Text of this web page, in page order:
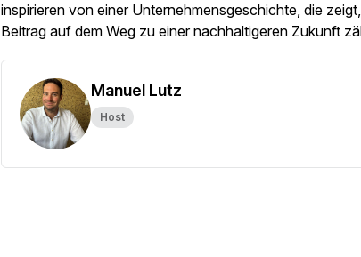
inspirieren von einer Unternehmensgeschichte, die
Beitrag auf dem Weg zu einer nachhaltigeren Zukunft
Manuel Lutz
Host